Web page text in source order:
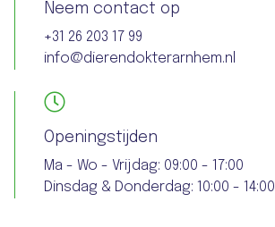
Neem contact op
+31 26 203 17 99
info@dierendokterarnhem.nl
Openingstijden
Ma - Wo - Vrijdag: 09:00 - 17:00
Dinsdag & Donderdag: 10:00 - 14:00